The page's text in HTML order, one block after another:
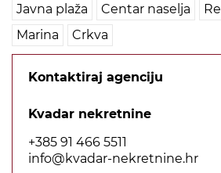
Javna plaža Centar naselja
Marina
Crkva
Kontaktiraj agenciju
Kvadar nekretnine
+385 91 466 5511
info@kvadar-nekretnine.hr